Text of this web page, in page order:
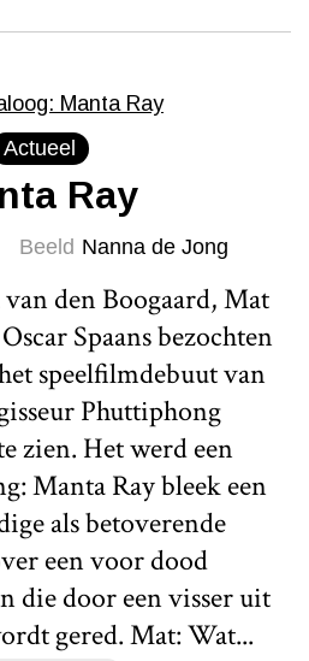
Actueel
Ray
Beeld Nanna de Jong
den Boogaard, Mat
Spaans bezochten
speelfilmdebuut van
Phuttiphong
zien. Het werd een
Manta Ray bleek een
als betoverende
een voor dood
die door een visser uit
gered. Mat: Wat...